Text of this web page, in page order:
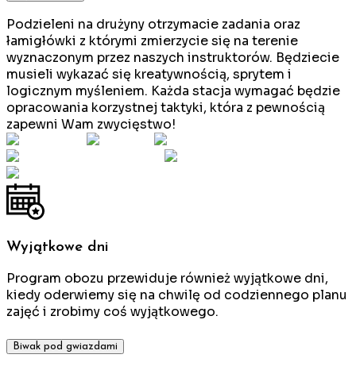
Podzieleni na drużyny otrzymacie zadania oraz
łamigłówki z którymi zmierzycie się na terenie
wyznaczonym przez naszych instruktorów. Będziecie
musieli wykazać się kreatywnością, sprytem i
logicznym myśleniem. Każda stacja wymagać będzie
opracowania korzystnej taktyki, która z pewnością
zapewni Wam zwycięstwo!
Wyjątkowe dni
Program obozu przewiduje również wyjątkowe dni,
kiedy oderwiemy się na chwilę od codziennego planu
zajęć i zrobimy coś wyjątkowego.
Biwak pod gwiazdami